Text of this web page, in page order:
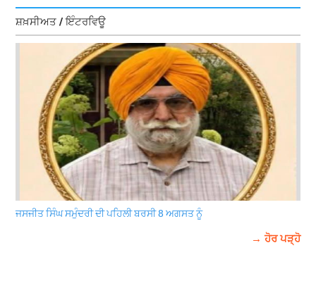
ਸ਼ਖ਼ਸੀਅਤ / ਇੰਟਰਵਿਊ
ਜਸਜੀਤ ਸਿੰਘ ਸਮੁੰਦਰੀ ਦੀ ਪਹਿਲੀ ਬਰਸੀ 8 ਅਗਸਤ ਨੂੰ
→ ਹੋਰ ਪੜ੍ਹੋ